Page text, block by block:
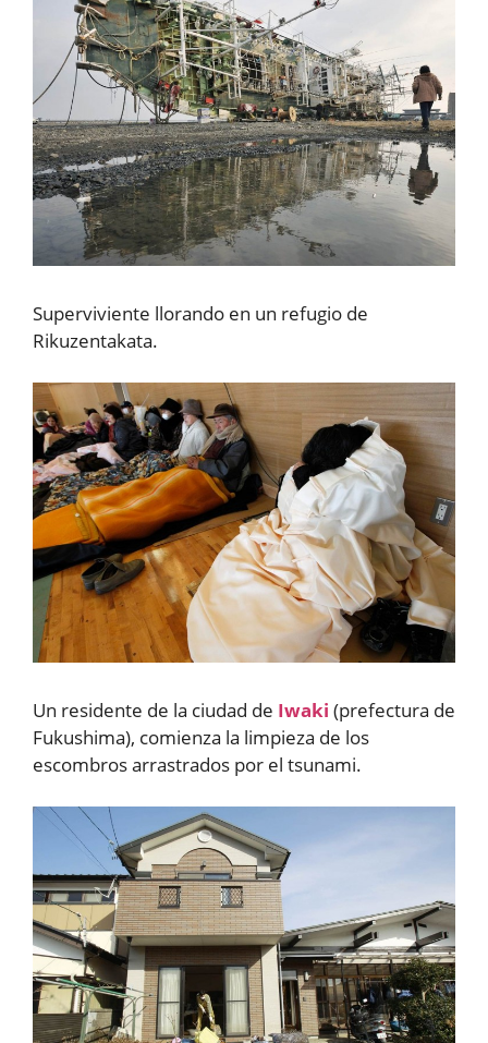
Superviviente llorando en un refugio de
Rikuzentakata.
Un residente de la ciudad de Iwaki (prefectura de
Fukushima), comienza la limpieza de los
escombros arrastrados por el tsunami.